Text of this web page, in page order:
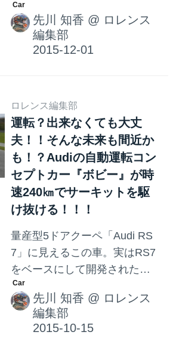
総合した戦い。それがモータ
ースポーツの面白さだと思
う。そんなモータースポーツ
の常識を覆すようなレースが
ブレースとして開催される。
それは、自動運転電気自動車
のチャンピオンシップ
「Roborace」。 参加できるの
は10チームで、レース時間は1
時間。各チーム、2台の自動運
転車で競いますが、車自体は
用。勝負の鍵となるのは、車
を動かすアルゴリズムとAI技
術です。 各チームマシン性能
は同じ。純粋に、車を動かす
アルゴリズムとAI技術だ...
先川 知香 @ ロレンス
編集部
ロレンス編集部
運転？出来なくても大丈
夫！！そんな未来も間近か
も！？Audiの自動運転コン
セプトカー『ボビー』が時
速240㎞でサーキットを駆
け抜ける！！！
量産型5ドアクーペ「Audi RS
7」に見えるこの車。実はRS7
をベースにして開発された
『ボビー』という車。この写
真、絶賛コーナリング中です
が、車内をよーく見て見る
と・・・誰も乗ってない様に
先川 知香 @ ロレンス
編集部